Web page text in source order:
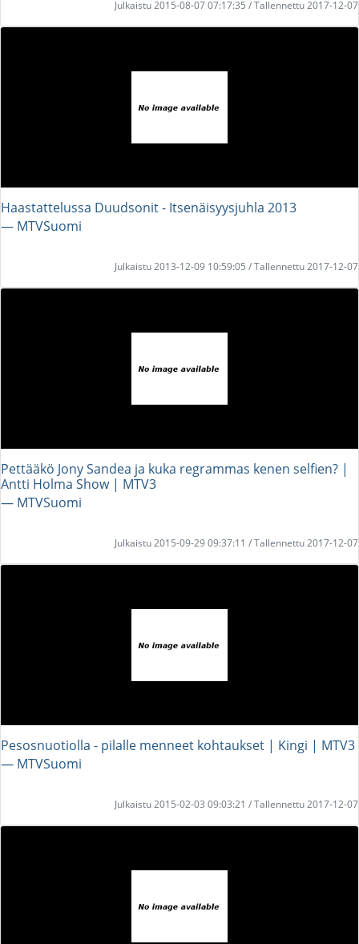
Julkaistu 2015-08-07 07:17:35 / Tallennettu 2017-12-07
Haastattelussa Duudsonit - Itsenäisyysjuhla 2013
― MTVSuomi
Julkaistu 2013-12-09 10:59:05 / Tallennettu 2017-12-07
Pettääkö Jony Sandea ja kuka regrammas kenen selfien? |
Antti Holma Show | MTV3
― MTVSuomi
Julkaistu 2015-09-29 09:37:11 / Tallennettu 2017-12-07
Pesosnuotiolla - pilalle menneet kohtaukset | Kingi | MTV3
― MTVSuomi
Julkaistu 2015-02-03 09:03:21 / Tallennettu 2017-12-07